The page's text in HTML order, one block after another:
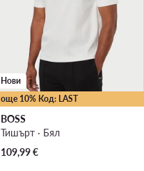
още 10% Код: LAST
Нови
BOSS
Тишърт · Бял
109,99€